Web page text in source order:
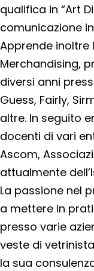
qualifica in “Art
comunicazione
Apprende inoltre
Merchandising,
diversi anni
Guess, Fairly,
altre. In seguito
docenti di vari
Ascom,
attualmente
La passione nel
a mettere in
presso varie
veste di
la sua